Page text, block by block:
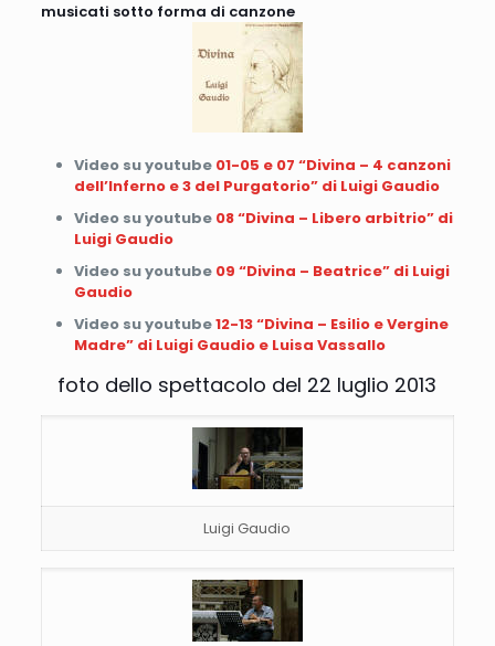
musicati sotto forma di canzone
Video su youtube 01-05 e 07 “Divina – 4 canzoni
dell’Inferno e 3 del Purgatorio” di Luigi Gaudio
Video su youtube 08 “Divina – Libero arbitrio” di
Luigi Gaudio
Video su youtube 09 “Divina – Beatrice” di Luigi
Gaudio
Video su youtube12-13 “Divina – Esilio e Vergine
Madre” di Luigi Gaudio e Luisa Vassallo
foto dello spettacolo del 22 luglio 2013
Luigi Gaudio